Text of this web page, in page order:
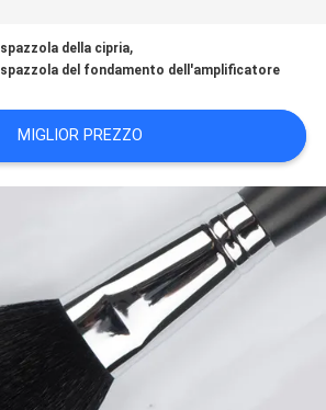
spazzola della cipria,
spazzola del fondamento dell'amplificatore
MIGLIOR PREZZO